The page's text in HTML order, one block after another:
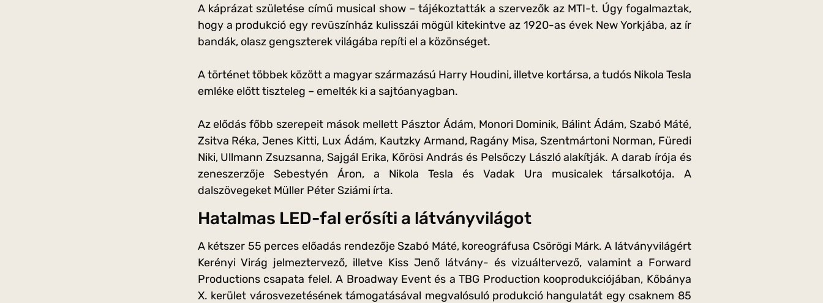
A káprázat születése című musical show – tájékoztatták a szervezők az MTI-t. Úgy fogalmaztak,
hogy a produkció egy revüszínház kulisszái mögül kitekintve az 1920-as évek New Yorkjába, az ír
bandák, olasz gengszterek világába repíti el a közönséget.
A történet többek között a magyar származású Harry Houdini, illetve kortársa, a tudós Nikola Tesla
emléke előtt tiszteleg – emelték ki a sajtóanyagban.
Az elődás főbb szerepeit mások mellett Pásztor Ádám, Monori Dominik, Bálint Ádám, Szabó Máté,
Zsitva Réka, Jenes Kitti, Lux Ádám, Kautzky Armand, Ragány Misa, Szentmártoni Norman, Füredi
Niki, Ullmann Zsuzsanna, Sajgál Erika, Kőrösi András és Pelsőczy László alakítják. A darab írója és
zeneszerzője Sebestyén Áron, a Nikola Tesla és Vadak Ura musicalek társalkotója. A
dalszövegeket Müller Péter Sziámi írta.
Hatalmas LED-fal erősíti a látványvilágot
A kétszer 55 perces előadás rendezője Szabó Máté, koreográfusa Csörögi Márk. A látványvilágért
Kerényi Virág jelmeztervező, illetve Kiss Jenő látvány- és vizuáltervező, valamint a Forward
Productions csapata felel. A Broadway Event és a TBG Production kooprodukciójában, Kőbánya
X. kerület városvezetésének támogatásával megvalósuló produkció hangulatát egy csaknem 85